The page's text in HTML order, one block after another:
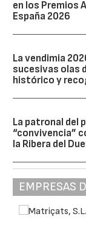
en los Premios
España 2026
La vendimia
sucesivas olas
histórico y
La patronal del
“convivencia”
la Ribera del
EMPRESAS